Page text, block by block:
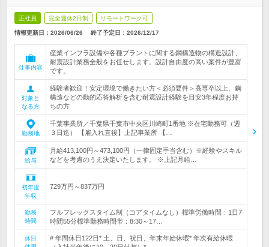
正社員 完全週休2日制 リモートワーク可
情報更新日：2026/06/26 終了予定日： 2026/12/17
仕事内容
産業インフラ設備や各種プラントに関する鋼構造物の構造設計、
耐震設計業務全般をお任せします。設計自由度の高い案件が豊富
です。
対象と
なる方
経験者歓迎！安定環境で働きたい方＜必須要件＞高専卒以上、鋼
構造などの動的応答解析を含む耐震設計経験を目安3年程度お持
ちの方
勤務地
千葉事業所／千葉県千葉市中央区川崎町1番地 ※在宅勤務可（週
３日迄） 【雇入れ直後】上記事業所 【…
給与
月給413,100円～473,100円（一律固定手当含む）※経験やスキル
などを考慮のうえ決定いたします。 ※上記月給…
初年度
年収
729万円～837万円
勤務
時間
フルフレックスタイム制（コアタイムなし）標準労働時間：1日7
時間55分標準勤務時間帯：8:30～17…
休日
# 年間休日122日* 土、日、祝日、年末年始休暇* 年次有給休暇